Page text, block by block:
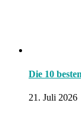
Die 10
21. Juli 2026